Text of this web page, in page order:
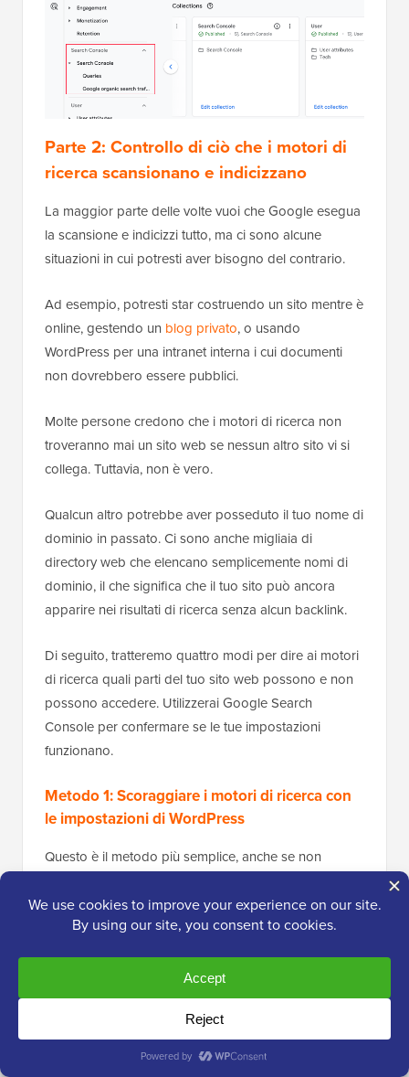
Parte 2: Controllo di ciò che i motori di
ricerca scansionano e indicizzano
La maggior parte delle volte vuoi che Google esegua
la scansione e indicizzi tutto, ma ci sono alcune
situazioni in cui potresti aver bisogno del contrario.
Ad esempio, potresti star costruendo un sito mentre è
online, gestendo un blog privato, o usando
WordPress per una intranet interna i cui documenti
non dovrebbero essere pubblici.
Molte persone credono che i motori di ricerca non
troveranno mai un sito web se nessun altro sito vi si
collega. Tuttavia, non è vero.
Qualcun altro potrebbe aver posseduto il tuo nome di
dominio in passato. Ci sono anche migliaia di
directory web che elencano semplicemente nomi di
dominio, il che significa che il tuo sito può ancora
apparire nei risultati di ricerca senza alcun backlink.
Di seguito, tratteremo quattro modi per dire ai motori
di ricerca quali parti del tuo sito web possono e non
possono accedere. Utilizzerai Google Search
Console per confermare se le tue impostazioni
funzionano.
Metodo 1: Scoraggiare i motori di ricerca con
le impostazioni di WordPress
Questo è il metodo più semplice, anche se non
WordPress ha un'opzione integrata per questo, che
selezionando la casella accanto a 'Visibilità ai motori
di ricerca'.